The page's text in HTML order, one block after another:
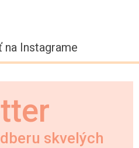
na Instagrame
skvelých